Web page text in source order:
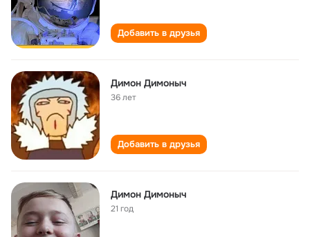
Добавить в друзья
Димон Димоныч
36 лет
Добавить в друзья
Димон Димоныч
21 год